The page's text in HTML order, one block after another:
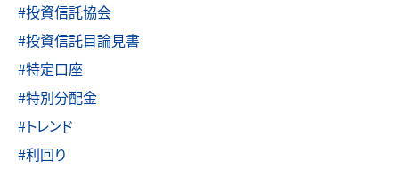
#投資信託協会
#投資信託目論見書
#特定口座
#特別分配金
#トレンド
#利回り